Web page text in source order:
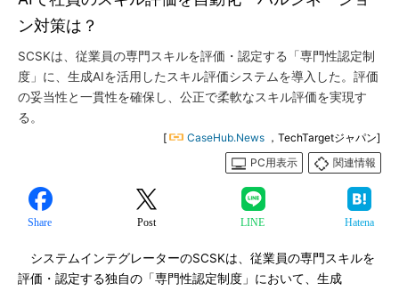
ン対策は？
SCSKは、従業員の専門スキルを評価・認定する「専門性認定制
度」に、生成AIを活用したスキル評価システムを導入した。評価
の妥当性と一貫性を確保し、公正で柔軟なスキル評価を実現す
る。
[ CaseHub.News ，TechTargetジャパン]
PC用表示
関連情報
Share Post LINE Hatena
システムインテグレーターのSCSKは、従業員の専門スキルを
評価・認定する独自の「専門性認定制度」において、生成